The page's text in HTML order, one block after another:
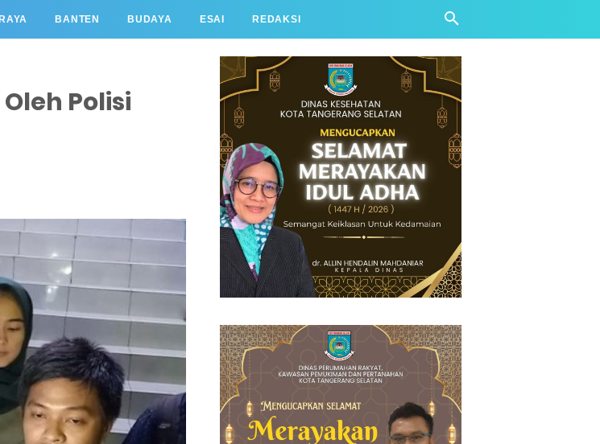
BANTEN BUDAYA ESAI REDAKSI
Polisi